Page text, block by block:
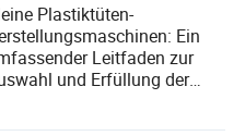
Plastiktüten-
Ein
Leitfaden zur
und Erfüllung der